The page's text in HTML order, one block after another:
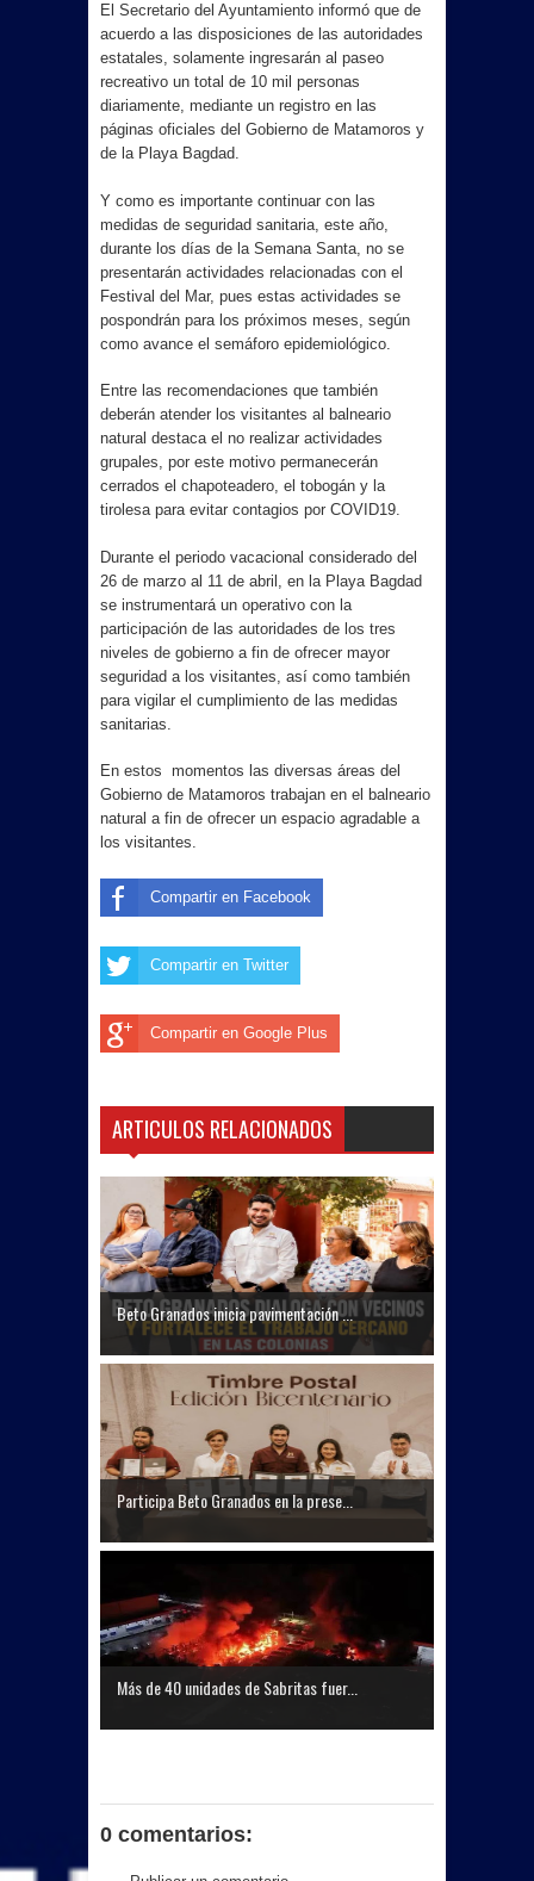
El Secretario del Ayuntamiento informó que de
acuerdo a las disposiciones de las autoridades
estatales, solamente ingresarán al paseo
recreativo un total de 10 mil personas
diariamente, mediante un registro en las
páginas oficiales del Gobierno de Matamoros y
de la Playa Bagdad.
Y como es importante continuar con las
medidas de seguridad sanitaria, este año,
durante los días de la Semana Santa, no se
presentarán actividades relacionadas con el
Festival del Mar, pues estas actividades se
pospondrán para los próximos meses, según
como avance el semáforo epidemiológico.
Entre las recomendaciones que también
deberán atender los visitantes al balneario
natural destaca el no realizar actividades
grupales, por este motivo permanecerán
cerrados el chapoteadero, el tobogán y la
tirolesa para evitar contagios por COVID19.
Durante el periodo vacacional considerado del
26 de marzo al 11 de abril, en la Playa Bagdad
se instrumentará un operativo con la
participación de las autoridades de los tres
niveles de gobierno a fin de ofrecer mayor
seguridad a los visitantes, así como también
para vigilar el cumplimiento de las medidas
sanitarias.
En estos momentos las diversas áreas del
Gobierno de Matamoros trabajan en el balneario
natural a fin de ofrecer un espacio agradable a
los visitantes.
Compartir en Facebook
Compartir en Twitter
Compartir en Google Plus
ARTICULOS RELACIONADOS
Beto Granados inicia pavimentación ...
Participa Beto Granados en la prese...
Más de 40 unidades de Sabritas fuer...
0 comentarios: